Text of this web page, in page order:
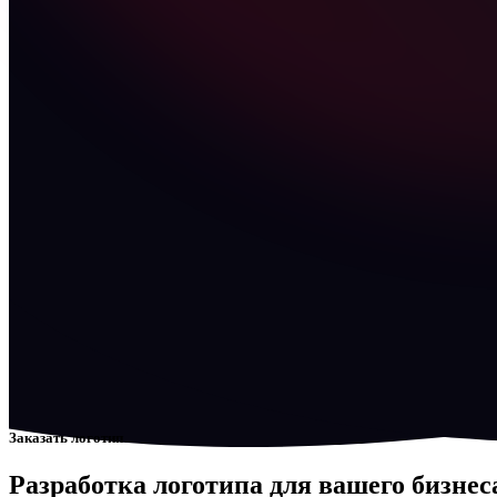
Заказать логотип
Разработка логотипа для вашего